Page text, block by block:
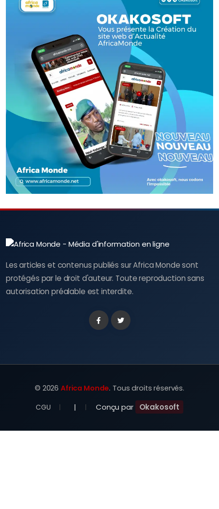
Les articles et contenus publiés sur Africa Monde sont
protégés par le droit d'auteur. Toute reproduction sans
autorisation préalable est interdite.
FacebookTwitter
© 2026 Africa Monde. Tous droits réservés.
CGU | Conçu par Okakosoft